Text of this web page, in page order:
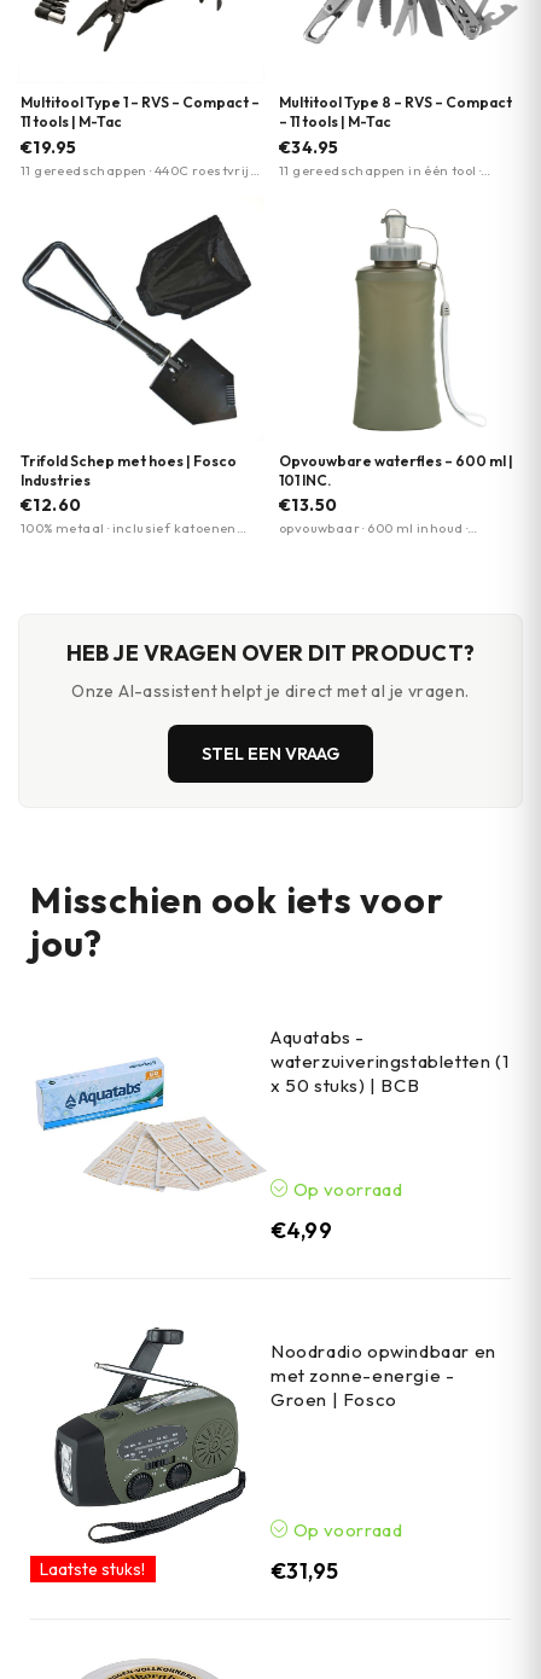
Multitool Type 1 – RVS – Compact –
11 tools | M-Tac
€19.95
11 gereedschappen · 440C roestvrij
Multitool Type 8 – RVS – Compact
– 11 tools | M-Tac
€34.95
11 gereedschappen in één tool ·
Trifold Schep met hoes | Fosco
Industries
€12.60
100% metaal · inclusief katoenen
Opvouwbare waterfles – 600 ml |
101 INC.
€13.50
opvouwbaar · 600 ml inhoud ·
HEB JE VRAGEN OVER DIT PRODUCT?
Onze AI-assistent helpt je direct met al je vragen.
STEL EEN VRAAG
Misschien ook iets voor
jou?
Aquatabs -
waterzuiveringstabletten (1
x 50 stuks) | BCB
Op voorraad
€4,99
Laatste stuks!
Noodradio opwindbaar en
met zonne-energie -
Groen | Fosco
Op voorraad
€31,95